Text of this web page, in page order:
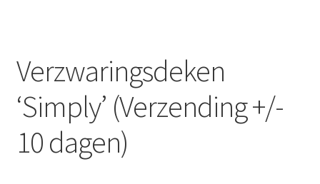
Verzwaringsdeken
‘Simply’ (Verzending +/-
10 dagen)